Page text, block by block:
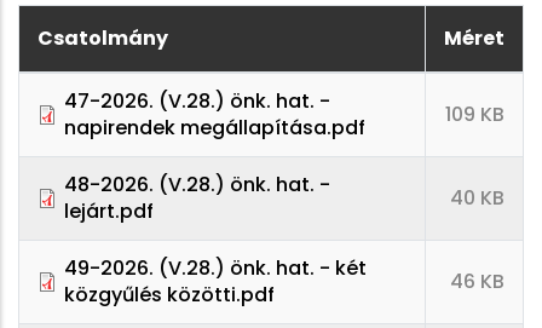
Csatolmány Méret
47-2026. (V.28.) önk. hat. -
napirendek megállapítása.pdf
109 KB
48-2026. (V.28.) önk. hat. -
lejárt.pdf
40 KB
49-2026. (V.28.) önk. hat. - két
közgyűlés közötti.pdf
46 KB